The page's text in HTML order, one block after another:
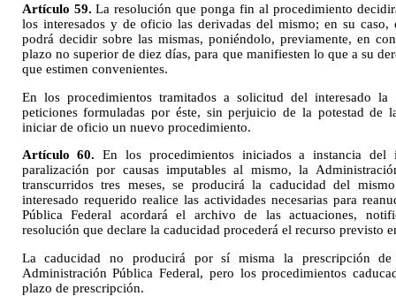
Artículo 59.La resolución que ponga fin al procedimiento
los interesados y de oficio las derivadas del mismo; en su caso,
podrá decidir sobre las mismas, poniéndolo, previamente, en
plazo no superior de diez días, para que manifiesten lo que a su
que estimen convenientes.
En los procedimientos tramitados a solicitud del interesado la
peticiones formuladas por éste, sin perjuicio de la potestad de
iniciar de oficio un nuevo procedimiento.
Artículo 60.En los procedimientos iniciados a instancia del
paralización por causas imputables al mismo, la
transcurridos tres meses, se producirá la caducidad del
interesado requerido realice las actividades necesarias para
Pública Federal acordará el archivo de las actuaciones,
resolución que declare la caducidad procederá el recurso previsto
La caducidad no producirá por sí misma la prescripción
Administración Pública Federal, pero los procedimientos
plazo de prescripción.